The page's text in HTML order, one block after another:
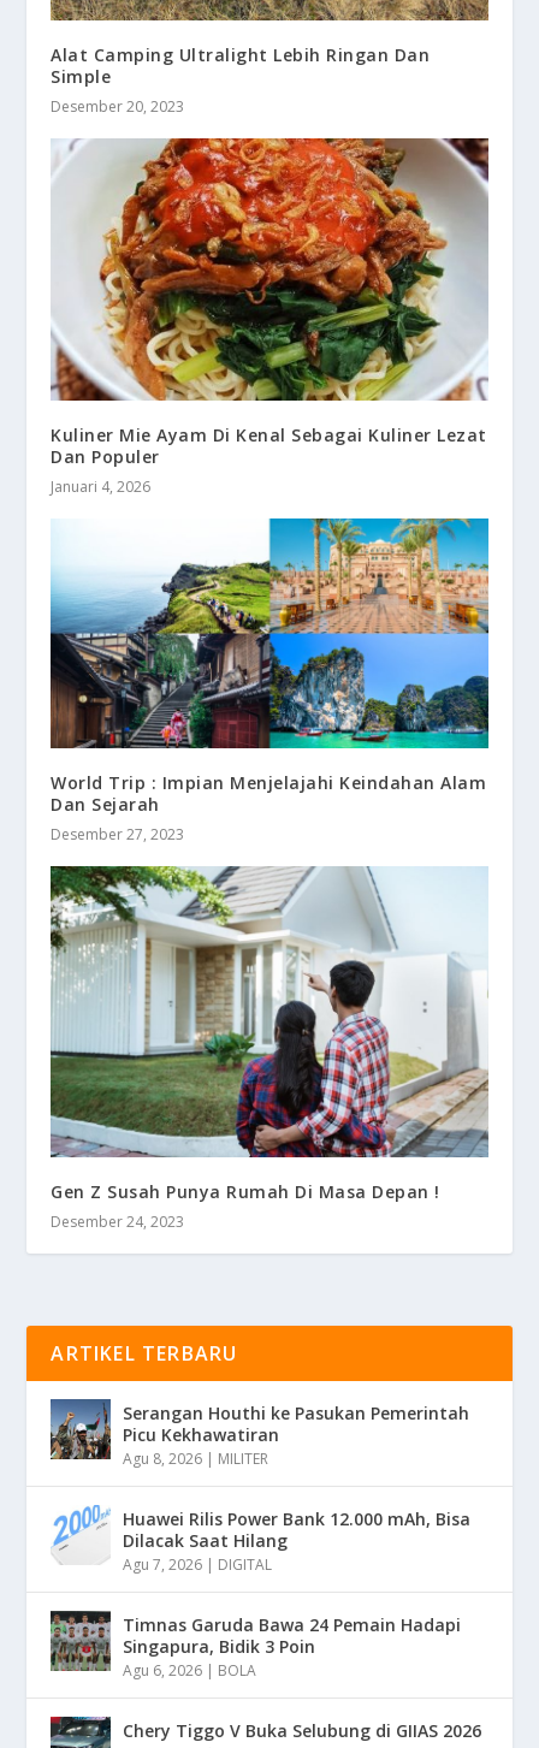
Alat Camping Ultralight Lebih Ringan Dan
Simple
Desember 20, 2023
Kuliner Mie Ayam Di Kenal Sebagai Kuliner Lezat
Dan Populer
Januari 4, 2026
World Trip : Impian Menjelajahi Keindahan Alam
Dan Sejarah
Desember 27, 2023
Gen Z Susah Punya Rumah Di Masa Depan !
Desember 24, 2023
ARTIKEL TERBARU
Serangan Houthi ke Pasukan Pemerintah
Picu Kekhawatiran
Agu 8, 2026 | MILITER
Huawei Rilis Power Bank 12.000 mAh, Bisa
Dilacak Saat Hilang
Agu 7, 2026 | DIGITAL
Timnas Garuda Bawa 24 Pemain Hadapi
Singapura, Bidik 3 Poin
Agu 6, 2026 | BOLA
Chery Tiggo V Buka Selubung di GIIAS 2026